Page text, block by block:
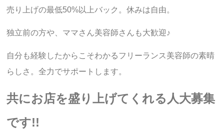
売り上げの最低50%以上バック。休みは自由。
独立前の方や、ママさん美容師さんも大歓迎♪
自分も経験したからこそわかるフリーランス美容師の素晴
らしさ。全力でサポートします。
共にお店を盛り上げてくれる人大募集
です!!